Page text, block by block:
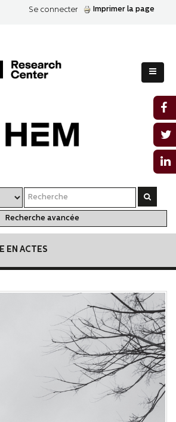
Se connecter Imprimer la page
Recherche avancée
EN ACTES